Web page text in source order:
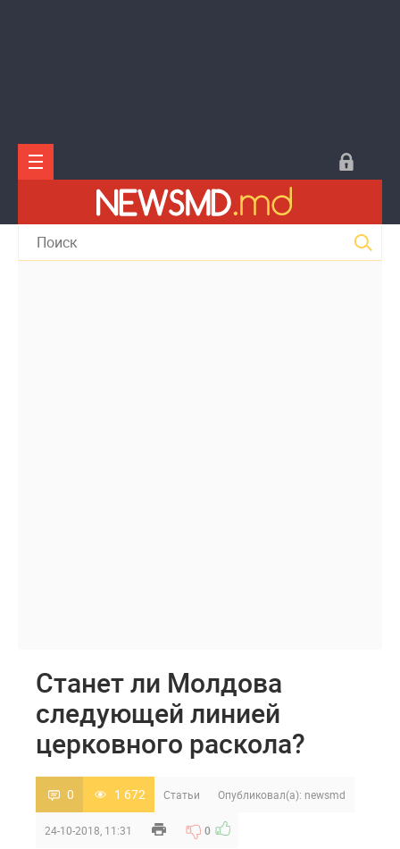
Станет ли Молдова
следующей линией
церковного раскола?
0 1 672 Статьи Опубликовал(а): newsmd
24-10-2018, 11:31 0